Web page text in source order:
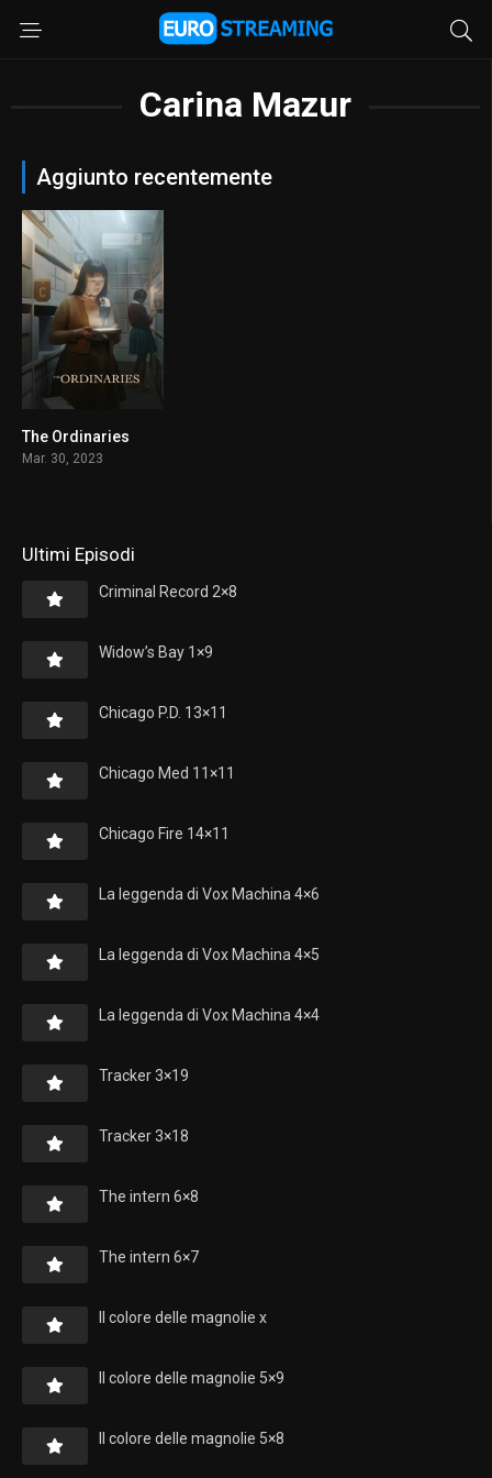
Carina Mazur
Aggiunto recentemente
The Ordinaries
Mar. 30, 2023
Ultimi Episodi
Criminal Record 2×8
Widow’s Bay 1×9
Chicago P.D. 13×11
Chicago Med 11×11
Chicago Fire 14×11
La leggenda di Vox Machina 4×6
La leggenda di Vox Machina 4×5
La leggenda di Vox Machina 4×4
Tracker 3×19
Tracker 3×18
The intern 6×8
The intern 6×7
Il colore delle magnolie x
Il colore delle magnolie 5×9
Il colore delle magnolie 5×8